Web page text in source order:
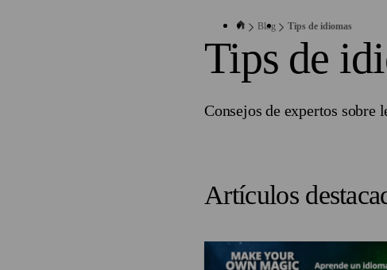
Blog Tips de idiomas
Tips de
Consejos de expertos
Artículos